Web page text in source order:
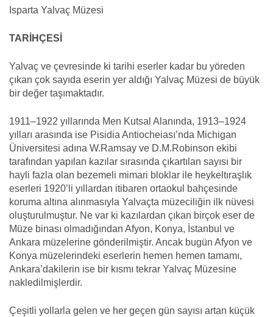
Isparta Yalvaç Müzesi
TARİHÇESİ
Yalvaç ve çevresinde ki tarihi eserler kadar bu yöreden
çıkan çok sayıda eserin yer aldığı Yalvaç Müzesi de büyük
bir değer taşımaktadır.
1911–1922 yıllarında Men Kutsal Alanında, 1913–1924
yılları arasında ise Pisidia Antiocheiası’nda Michigan
Üniversitesi adına W.Ramsay ve D.M.Robinson ekibi
tarafından yapılan kazılar sırasında çıkartılan sayısı bir
hayli fazla olan bezemeli mimari bloklar ile heykeltıraşlık
eserleri 1920’li yıllardan itibaren ortaokul bahçesinde
koruma altına alınmasıyla Yalvaçta müzeciliğin ilk nüvesi
oluşturulmuştur. Ne var ki kazılardan çıkan birçok eser de
Müze binası olmadığından Afyon, Konya, İstanbul ve
Ankara müzelerine gönderilmiştir. Ancak bugün Afyon ve
Konya müzelerindeki eserlerin hemen hemen tamamı,
Ankara’dakilerin ise bir kısmı tekrar Yalvaç Müzesine
nakledilmişlerdir.
Çeşitli yollarla gelen ve her geçen gün sayısı artan küçük